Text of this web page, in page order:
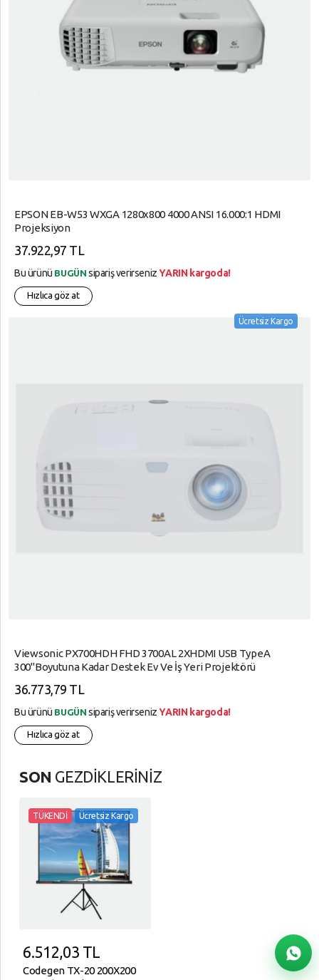
EPSON EB-W53 WXGA 1280x800 4000 ANSI 16.000:1 HDMI
Projeksiyon
37.922,97 TL
Bu ürünü BUGÜN sipariş verirsenizYARIN kargoda!
Hızlıca göz at
Ücretsiz Kargo
Viewsonic PX700HDH FHD 3700AL 2XHDMI USB TypeA
300"boyutuna Kadar Destek Ev Ve İş Yeri Projektörü
36.773,79 TL
Bu ürünü BUGÜN sipariş verirsenizYARIN kargoda!
Hızlıca göz at
SON GEZDİKLERİNİZ
TÜKENDİ Ücretsiz Kargo
6.512,03 TL
Codegen TX-20 200X200